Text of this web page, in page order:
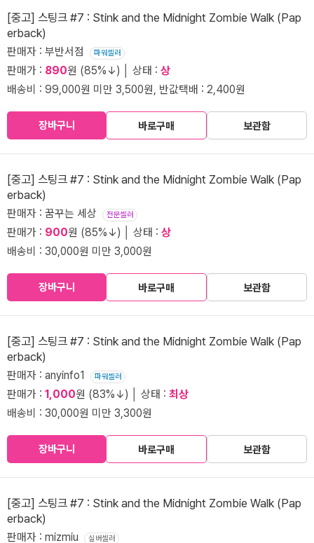
[중고] 스팅크 #7 : Stink and the Midnight Zombie Walk (Pap
erback)
판매자 : 부반서점 파워셀러
판매가 : 890원 (85%↓) │ 상태 : 상
배송비 : 99,000원 미만 3,500원, 반값택배 : 2,400원
장바구니 바로구매 보관함
[중고] 스팅크 #7 : Stink and the Midnight Zombie Walk (Pap
erback)
판매자 : 꿈꾸는 세상 전문셀러
판매가 : 900원 (85%↓) │ 상태 : 상
배송비 : 30,000원 미만 3,000원
장바구니 바로구매 보관함
[중고] 스팅크 #7 : Stink and the Midnight Zombie Walk (Pap
erback)
판매자 : anyinfo1 파워셀러
판매가 : 1,000원 (83%↓) │ 상태 : 최상
배송비 : 30,000원 미만 3,300원
장바구니 바로구매 보관함
[중고] 스팅크 #7 : Stink and the Midnight Zombie Walk (Pap
erback)
판매자 : mizmiu 실버셀러